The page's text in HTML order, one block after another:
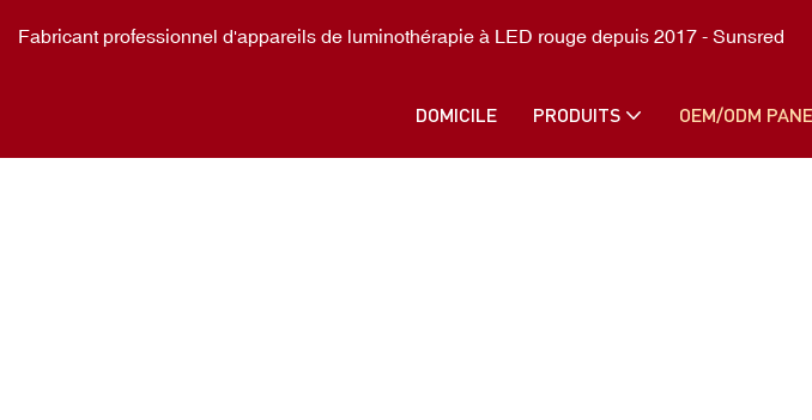
Fabricant professionnel d'appareils de luminothérapie à LED rouge depuis 2017 - Sunsred
DOMICILE PRODUITS OEM/ODM